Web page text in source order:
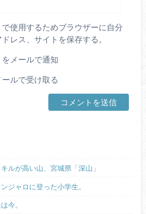
使用するためブラウザーに自分
レス、サイトを保存する。
メールで通知
ルで受け取る
ルが高い山、宮城県「深山」
ジャロに登った小学生。
今。